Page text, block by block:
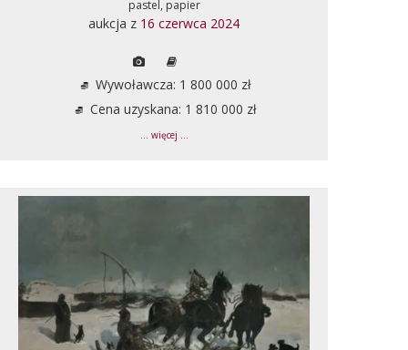
pastel, papier
aukcja z 16 czerwca 2024
Wywoławcza: 1 800 000 zł
Cena uzyskana: 1 810 000 zł
... więcej ...